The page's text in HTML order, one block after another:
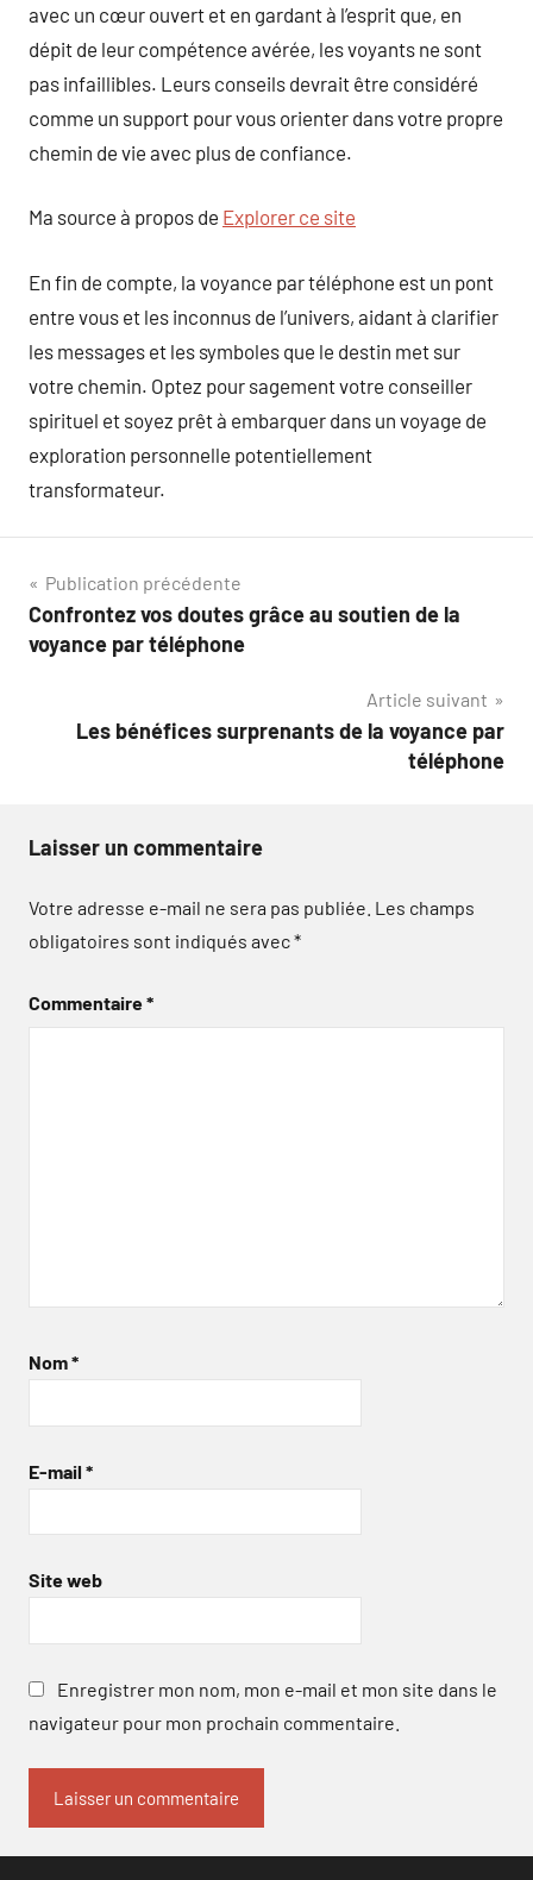
avec un cœur ouvert et en gardant à l’esprit que, en
dépit de leur compétence avérée, les voyants ne sont
pas infaillibles. Leurs conseils devrait être considéré
comme un support pour vous orienter dans votre propre
chemin de vie avec plus de confiance.
Ma source à propos de Explorer ce site
En fin de compte, la voyance par téléphone est un pont
entre vous et les inconnus de l’univers, aidant à clarifier
les messages et les symboles que le destin met sur
votre chemin. Optez pour sagement votre conseiller
spirituel et soyez prêt à embarquer dans un voyage de
exploration personnelle potentiellement
transformateur.
Navigation
de
Publication précédente
Confrontez vos doutes grâce au soutien de la
voyance par téléphone
Article suivant
Les bénéfices surprenants de la voyance par
téléphone
Laisser un commentaire
Votre adresse e-mail ne sera pas publiée. Les champs
obligatoires sont indiqués avec*
Commentaire*
Nom*
E-mail *
Site web
Enregistrer mon nom, mon e-mail et mon site dans le
navigateur pour mon prochain commentaire.